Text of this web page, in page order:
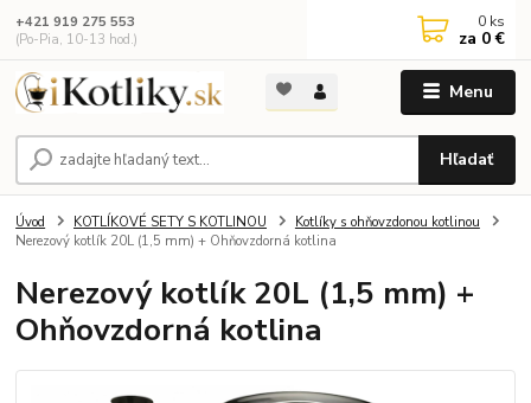
Menu
Hľadať
+421 919 275 553
(Po-Pia, 10-13 hod.)
0 ks
za 0 €
Úvod KOTLÍKOVÉ SETY S KOTLINOU
Kotlíky s ohňovzdonou kotlinou
Nerezový kotlík 20L (1,5 mm) + Ohňovzdorná kotlina
Nerezový kotlík 20L (1,5 mm) +
Ohňovzdorná kotlina